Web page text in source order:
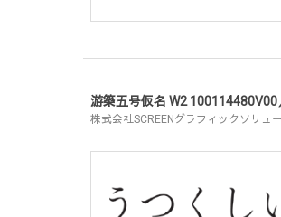
游築五号仮名 W2
株式会社SCREENグラフィックソリュ